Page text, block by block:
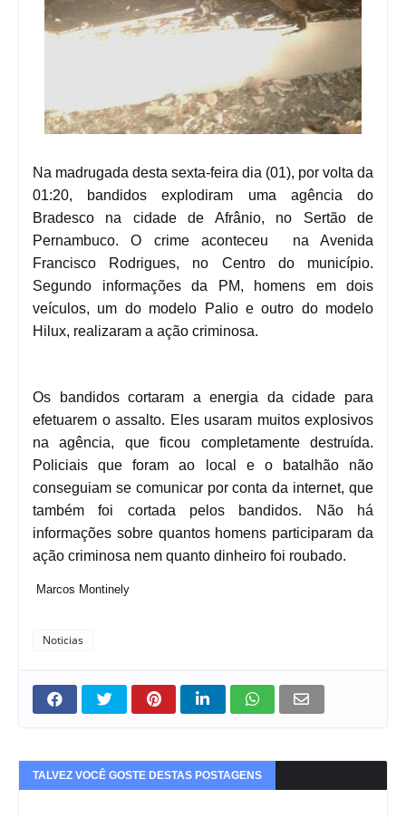
Na madrugada desta sexta-feira dia (01), por volta da
01:20, bandidos explodiram uma agência do
Bradesco na cidade de Afrânio, no Sertão de
Pernambuco. O crime aconteceu na Avenida
Francisco Rodrigues, no Centro do município.
Segundo informações da PM, homens em dois
veículos, um do modelo Palio e outro do modelo
Hilux, realizaram a ação criminosa.
Os bandidos cortaram a energia da cidade para
efetuarem o assalto. Eles usaram muitos explosivos
na agência, que ficou completamente destruída.
Policiais que foram ao local e o batalhão não
conseguiam se comunicar por conta da internet, que
também foi cortada pelos bandidos. Não há
informações sobre quantos homens participaram da
ação criminosa nem quanto dinheiro foi roubado.
Marcos Montinely
Noticias
TALVEZ VOCÊ GOSTE DESTAS POSTAGENS